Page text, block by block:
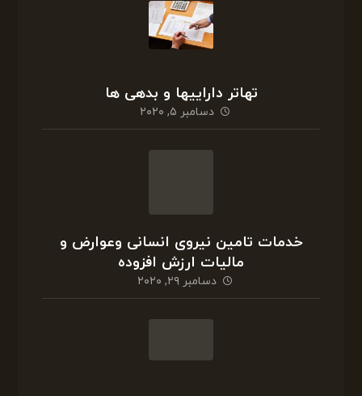
تهاتر داراییها و بدهی ها
دسامبر ۵, ۲۰۲۰
خدمات تامین نیروی انسانی وعوارض و
مالیات ارزش افزوده
دسامبر ۲۹, ۲۰۲۰